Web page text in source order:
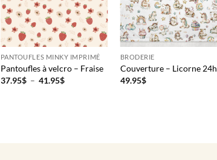
PANTOUFLES MINKY IMPRIMÉ
Pantoufles à velcro – Fraise
37.95$ – 41.95$Plage
BRODERIE
Couverture – Licorne 24h
49.95$